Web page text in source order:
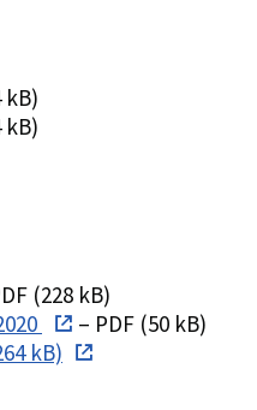
kB)
kB)
(228 kB)
– PDF (50 kB)
kB)